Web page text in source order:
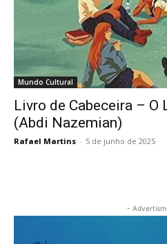
Mundo Cultural
Livro de Cabeceira – O
(Abdi Nazemian)
Rafael Martins - 5 de junho de 2025
-